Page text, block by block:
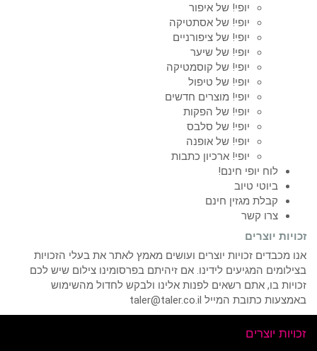
יופי! של איפור
יופי! של אסתטיקה
יופי! של ציפורניים
יופי! של שיער
יופי! של קוסמטיקה
יופי! של טיפול
יופי! מוצרים חדשים
יופי! של הפקות
יופי! של סלבס
יופי! של אופנה
יופי! ארכיון כתבות
לוח יופי חינם!
ביוטי טיוב
קבלת מגזין חינם
צרו קשר
זכויות יוצרים
אנו מכבדים זכויות יוצרים ועושים מאמץ לאתר את בעלי הזכויות
בצילומים המגיעים לידינו. אם זיהיתם בפרסומינו צילום שיש לכם
זכויות בו, אתם רשאים לפנות אלינו ולבקש לחדול מהשימוש
באמצעות כתובת המייל taler@taler.co.il
זכויות יוצרים